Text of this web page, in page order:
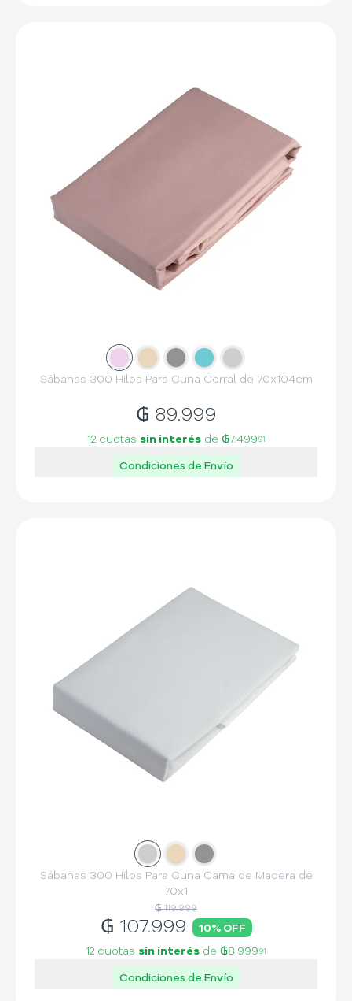
Slide 1
Slide 2
Slide 3
Slide 4
Slide
Sábanas 300 Hilos Para Cuna Corral de 70x104cm
₲ 89.999
12 cuotas sin interésde ₲7.499 91
Condiciones de Envío
Slide 1
Slide 2
Slide
Sábanas 300 Hilos Para Cuna Cama de Madera de
70x1
₲ 119.999
₲ 107.999 10% OFF
12 cuotas sin interés de ₲8.999 91
Condiciones de Envío